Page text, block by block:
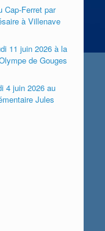
Cap-Ferret par
à Villenave
11 juin 2026 à la
de Gouges
4 juin 2026 au
Jules